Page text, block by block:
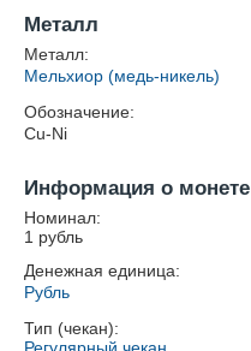
Металл
Металл:
Мельхиор (медь-никель)
Обозначение:
Cu-Ni
Информация о монете
Номинал:
1 рубль
Денежная единица:
Рубль
Тип (чекан):